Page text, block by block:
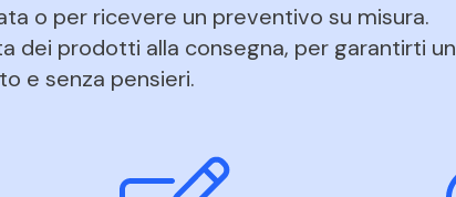
o per ricevere un preventivo su misura.
dei prodotti alla consegna, per garantirti un
e senza pensieri.